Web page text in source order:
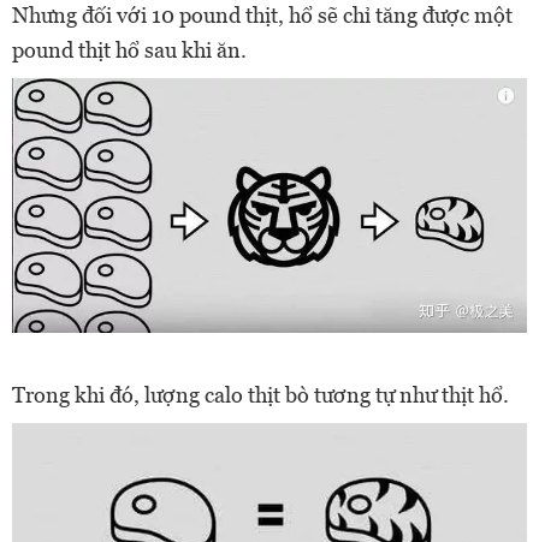
Nhưng đối với 10 pound thịt, hổ sẽ chỉ tăng được một
pound thịt hổ sau khi ăn.
Trong khi đó, lượng calo thịt bò tương tự như thịt hổ.